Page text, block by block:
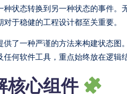
种状态转换到另一种状态的事件。
对于稳健的工程设计都至关重要。
供了一种严谨的方法来构建状态图
任何软件工具，重点始终放在逻辑
核心组件